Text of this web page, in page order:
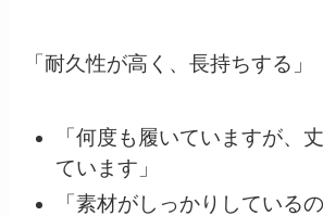
「耐久性が高く、長持ちする」
「何度も履いていますが、
ています」
「素材がしっかりしている